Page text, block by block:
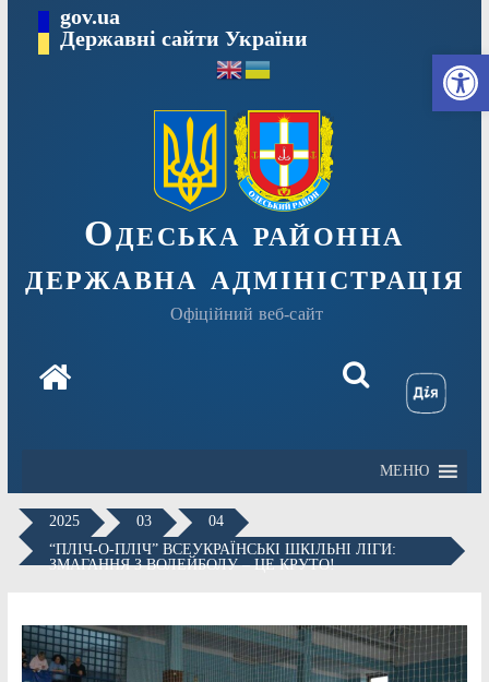
Перейтиgov.ua
Державні сайти України
Одеська районна
державна адміністрація
Офіційний веб-сайт
МЕНЮ
2025 03
04
“ПЛІЧ-О-ПЛІЧ” ВСЕУКРАЇНСЬКІ ШКІЛЬНІ ЛІГИ:
ЗМАГАННЯ З ВОЛЕЙБОЛУ – ЦЕ КРУТО!